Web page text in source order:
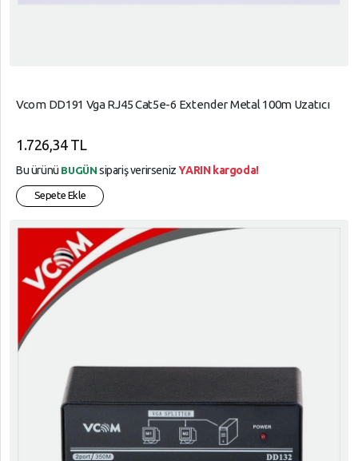
Vcom DD191 Vga RJ45 Cat5e-6 Extender Metal 100m Uzatıcı
1.726,34 TL
Bu ürünü BUGÜN sipariş verirsenizYARIN kargoda!
Sepete Ekle